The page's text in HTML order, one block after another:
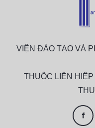
VIỆN ĐÀO TẠO VÀ
THUỘC LIÊN